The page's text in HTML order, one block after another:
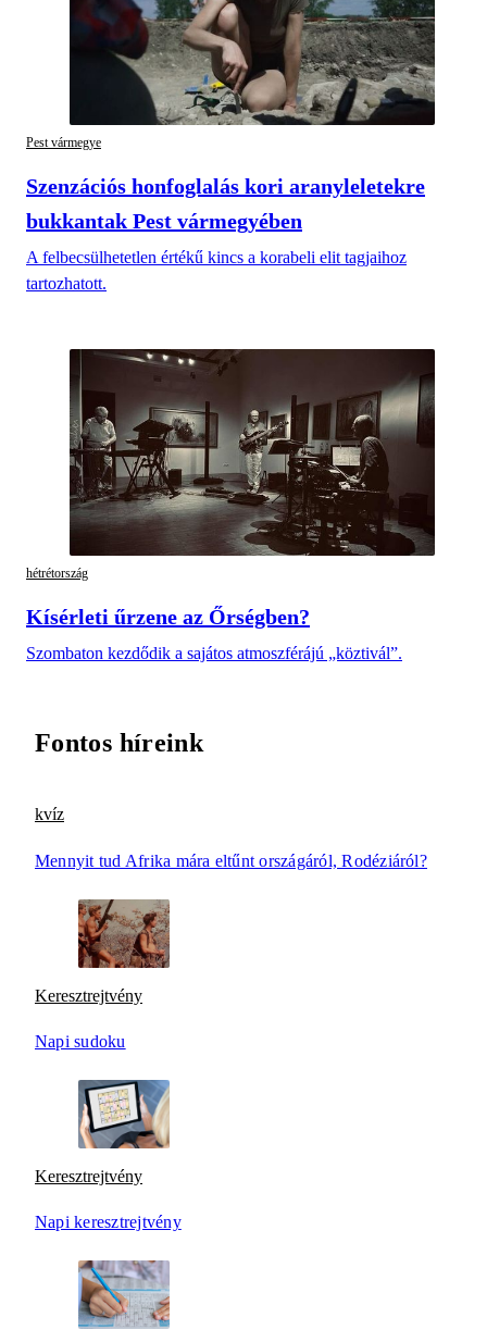
Pest vármegye
Szenzációs honfoglalás kori aranyleletekre
bukkantak Pest vármegyében
A felbecsülhetetlen értékű kincs a korabeli elit tagjaihoz
tartozhatott.
hétrétország
Kísérleti űrzene az Őrségben?
Szombaton kezdődik a sajátos atmoszférájú „köztivál”.
Fontos híreink
kvíz
Mennyit tud Afrika mára eltűnt országáról, Rodéziáról?
Keresztrejtvény
Napi sudoku
Keresztrejtvény
Napi keresztrejtvény